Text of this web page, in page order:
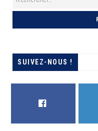
SUIVEZ-NOUS !